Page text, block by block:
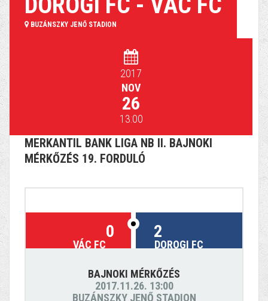
BUZÁNSZKY JENŐ STADION
2017
NOV
26
13:00
MERKANTIL BANK LIGA NB II. BAJNOKI
MÉRKŐZÉS 19. FORDULÓ
0
VÁC FC
2
DOROGI FC
BAJNOKI MÉRKŐZÉS
2017.11.26. 13:00
BUZÁNSZKY JENŐ STADION